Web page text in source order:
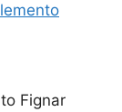
Fignar